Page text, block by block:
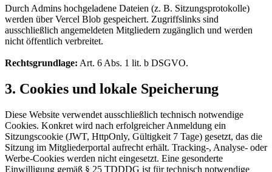
Durch Admins hochgeladene Dateien (z. B. Sitzungsprotokolle)
werden über Vercel Blob gespeichert. Zugriffslinks sind
ausschließlich angemeldeten Mitgliedern zugänglich und werden
nicht öffentlich verbreitet.
Rechtsgrundlage: Art. 6 Abs. 1 lit. b DSGVO.
3. Cookies und lokale Speicherung
Diese Website verwendet ausschließlich technisch notwendige
Cookies. Konkret wird nach erfolgreicher Anmeldung ein
Sitzungscookie (JWT, HttpOnly, Gültigkeit 7 Tage) gesetzt, das die
Sitzung im Mitgliederportal aufrecht erhält. Tracking-, Analyse- oder
Werbe-Cookies werden nicht eingesetzt. Eine gesonderte
Einwilligung gemäß § 25 TDDDG ist für technisch notwendige